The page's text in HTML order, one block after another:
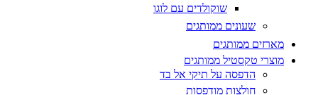
שוקולדים עם לוגו
שעונים ממותגים
מארזים ממותגים
מוצרי טקסטיל ממותגים
הדפסה על תיקי אל בד
חולצות מודפסות